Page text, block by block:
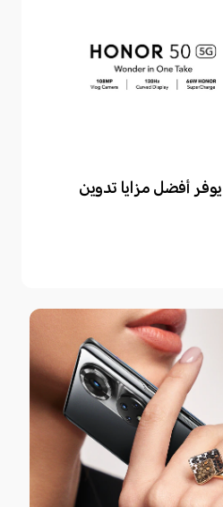
هاتف HONOR 50 يوفر أفضل مزايا تدوين